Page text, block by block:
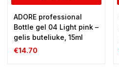
ADORE professional
Bottle gel 04 Light pink –
gelis buteliuke, 15ml
€14.70